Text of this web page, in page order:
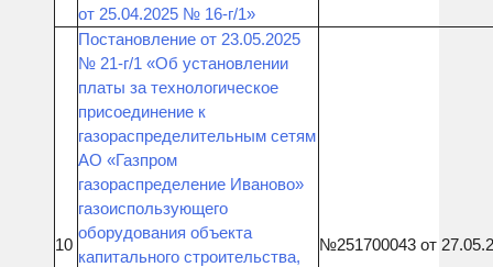
от 25.04.2025 № 16-г/1»
10
Постановление от 23.05.2025
№ 21-г/1 «Об установлении
платы за технологическое
присоединение к
газораспределительным сетям
АО «Газпром
газораспределение Иваново»
газоиспользующего
оборудования объекта
капитального строительства,
№251700043 от